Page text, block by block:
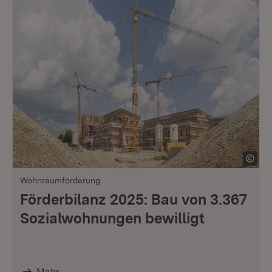
Wohnraumförderung
Förderbilanz 2025: Bau von 3.367
Sozialwohnungen bewilligt